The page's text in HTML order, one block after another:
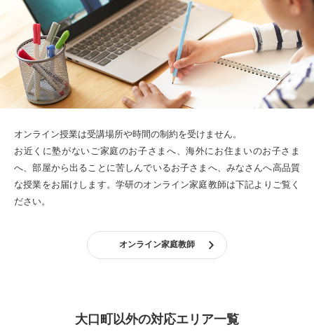
オンライン授業は受講場所や時間の制約を受けません。
お近くに塾がないご家庭のお子さまへ、海外にお住まいのお子さま
へ、部屋から出ることに苦しんでいるお子さまへ、みなさんへ高品質
な授業をお届けします。 学研のオンライン家庭教師は下記よりご覧く
ださい。
オンライン家庭教師
大口町以外の対応エリア一覧